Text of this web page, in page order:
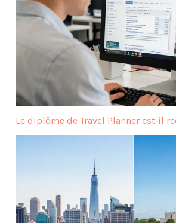
Le diplôme de Travel Planner est‑il